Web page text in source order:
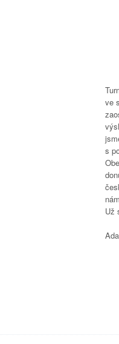
ve
s
Už